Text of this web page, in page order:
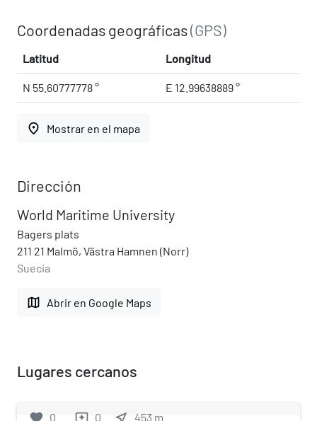
Coordenadas geográficas(GPS)
Latitud Longitud
N 55.60777778 ° E 12.99638889 °
place Mostrar en el mapa
Dirección
World Maritime University
Bagers plats
211 21 Malmö, Västra Hamnen (Norr)
Suecia
map Abrir en Google Maps
Lugares cercanos
favorite 0 0 near_me 453 m